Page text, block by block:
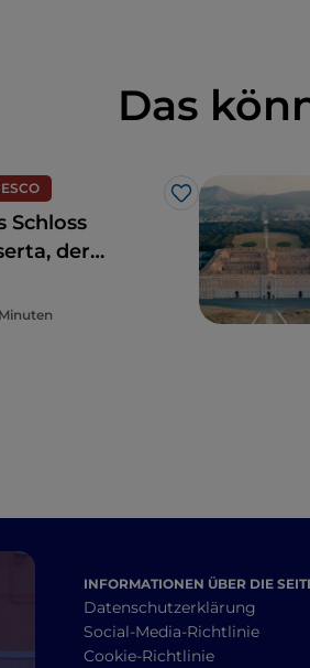
Das
Like
Schloss
der
italienischen
INFORMATIONEN ÜBER DIE
Datenschutzerklärung
Social-Media-Richtlinie
Cookie-Richtlinie